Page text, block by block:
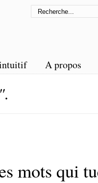
intuitif A propos
.
mots qui